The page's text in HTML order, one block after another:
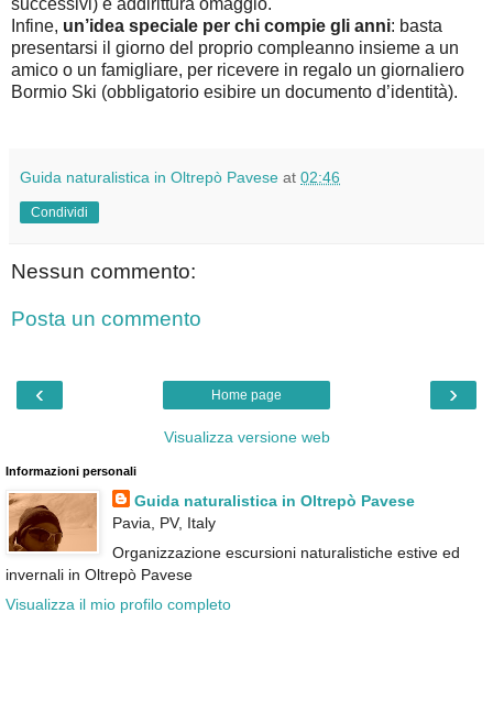
Infine, un’idea speciale per chi compie gli anni: basta
presentarsi il giorno del proprio compleanno insieme a un
amico o un famigliare, per ricevere in regalo un giornaliero
Bormio Ski (obbligatorio esibire un documento d’identità).
Guida naturalistica in Oltrepò Pavese at 02:46
Condividi
Nessun commento:
Posta un commento
‹ ›
Home page
Visualizza versione web
Informazioni personali
Guida naturalistica in Oltrepò Pavese
Pavia, PV, Italy
Organizzazione escursioni naturalistiche estive ed
invernali in Oltrepò Pavese
Visualizza il mio profilo completo